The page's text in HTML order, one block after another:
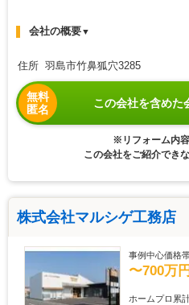
会社の概要▼
住所 羽島市竹鼻狐穴3285
無料
匿名
この会社を含めた
※リフォーム内容
この会社をご紹介でき
株式会社マルシゲ工務店
事例中心価格
〜700万円
ホームプロ累